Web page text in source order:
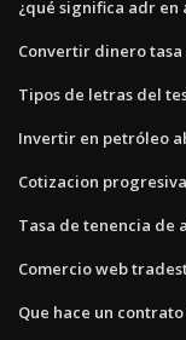
¿qué significa adr en
Convertir dinero
Tipos de letras del
Invertir en petróleo
Cotizacion
Tasa de tenencia de
Comercio web
Que hace un